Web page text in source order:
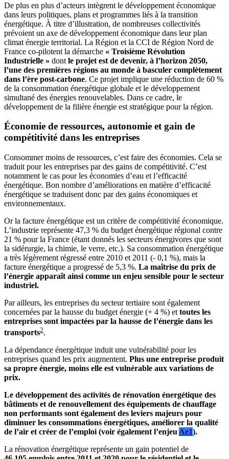
De plus en plus d’acteurs intègrent le développement économique
dans leurs politiques, plans et programmes liés à la transition
énergétique. À titre d’illustration, de nombreuses collectivités
prévoient un axe de développement économique dans leur plan
climat énergie territorial. La Région et la CCI de Région Nord de
France co-pilotent la démarche « Troisième Révolution
Industrielle » dont le projet est de devenir, à l’horizon 2050,
l’une des premières régions au monde à basculer complètement
dans l’ère post-carbone. Ce projet implique une réduction de 60 %
de la consommation énergétique globale et le développement
simultané des énergies renouvelables. Dans ce cadre, le
développement de la filière énergie est stratégique pour la région.
Économie de ressources, autonomie et gain de
compétitivité dans les entreprises
Consommer moins de ressources, c’est faire des économies. Cela se
traduit pour les entreprises par des gains de compétitivité. C’est
notamment le cas pour les économies d’eau et l’efficacité
énergétique. Bon nombre d’améliorations en matière d’efficacité
énergétique se traduisent donc par des gains économiques et
environnementaux.
Or la facture énergétique est un critère de compétitivité économique.
L’industrie représente 47,3 % du budget énergétique régional contre
21 % pour la France (étant donnés les secteurs énergivores que sont
la sidérurgie, la chimie, le verre, etc.). Sa consommation énergétique
a très légèrement régressé entre 2010 et 2011 (- 0,1 %), mais la
facture énergétique a progressé de 5,3 %. La maîtrise du prix de
l’énergie apparaît ainsi comme un enjeu sensible pour le secteur
industriel.
Par ailleurs, les entreprises du secteur tertiaire sont également
concernées par la hausse du budget énergie (+ 4 %) et toutes les
entreprises sont impactées par la hausse de l’énergie dans les
transports2.
La dépendance énergétique induit une vulnérabilité pour les
entreprises quand les prix augmentent. Plus une entreprise produit
sa propre énergie, moins elle est vulnérable aux variations de
prix.
Le développement des activités de rénovation énergétique des
bâtiments et de renouvellement des équipements de chauffage
non performants sont également des leviers majeurs pour
diminuer les consommations énergétiques, améliorer la qualité
de l’air et créer de l’emploi (voir également l’enjeuAe1).
La rénovation énergétique représente un gain potentiel de